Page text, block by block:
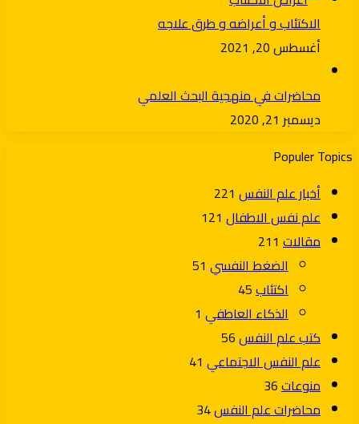
الاكتئاب و أعراضه و طرق علاجه
أغسطس 20, 2021
محاضرات في منهجية البحث العلمي
ديسمبر 21, 2020
Populer Topics
أخبار علم النفس 221
علم نفس الاطفال 121
مقالات 211
الضغط النفسي 51
اكتئاب45
الذكاء العاطفي 1
كتب علم النفس56
علم النفس الاجتماعي 41
منوعات36
محاضرات علم النفس34